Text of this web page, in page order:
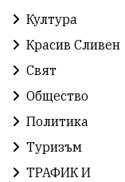
ХристоИлиев
КироБрейка
БългарскаГордост
Култура
Красив Сливен
Свят
Общество
Политика
Туризъм
ТРАФИК И